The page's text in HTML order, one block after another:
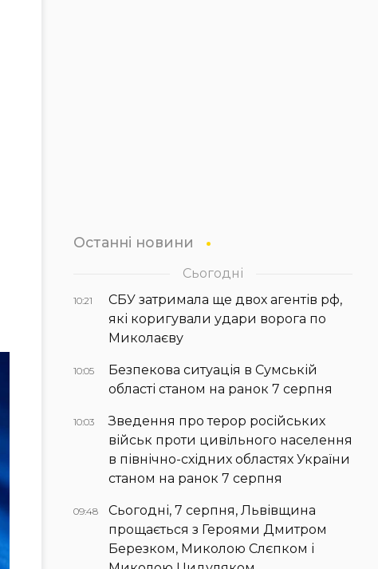
Останні новини
Сьогодні
10:21
СБУ затримала ще двох агентів рф,
які коригували удари ворога по
Миколаєву
10:05
Безпекова ситуація в Сумській
області станом на ранок 7 серпня
10:03
Зведення про терор російських
військ проти цивільного населення
в північно-східних областях України
станом на ранок 7 серпня
09:48
Сьогодні, 7 серпня, Львівщина
прощається з Героями Дмитром
Березком, Миколою Слєпком і